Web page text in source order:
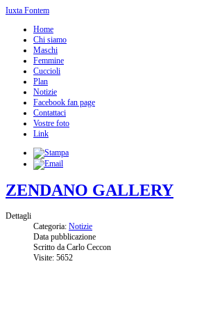
Iuxta Fontem
Home
Chi siamo
Maschi
Femmine
Cuccioli
Plan
Notizie
Facebook fan page
Contattaci
Vostre foto
Link
ZENDANO GALLERY
Dettagli
Categoria: Notizie
Data pubblicazione
Scritto da Carlo Ceccon
Visite: 5652